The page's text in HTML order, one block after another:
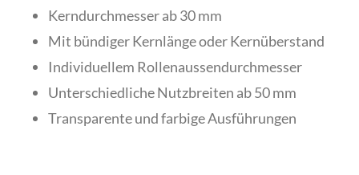
Kerndurchmesser ab 30 mm
Mit bündiger Kernlänge oder Kernüberstand
Individuellem Rollenaussendurchmesser
Unterschiedliche Nutzbreiten ab 50 mm
Transparente und farbige Ausführungen